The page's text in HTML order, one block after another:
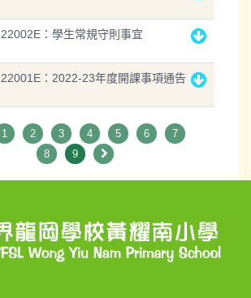
22002E：學生常規守則事宜
22001E：2022-23年度開課事項通告
1 2 3 4 5 6
7
8
9